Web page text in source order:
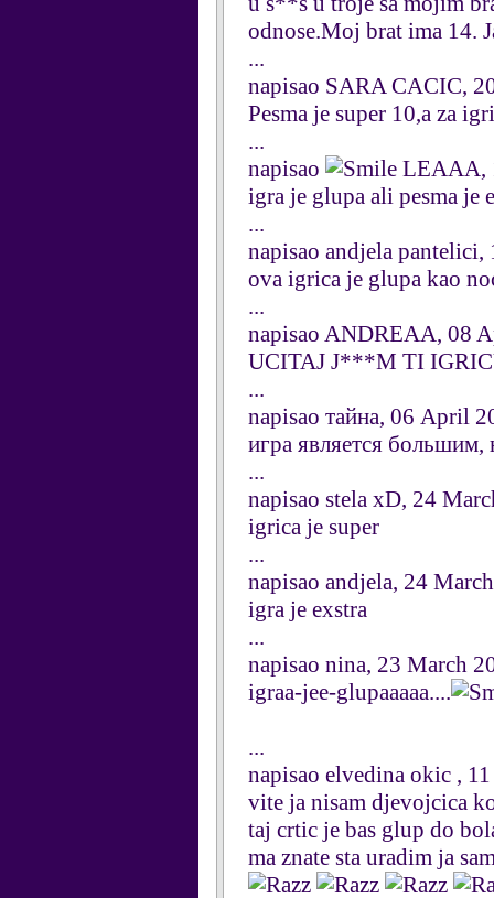
odnose.Moj brat ima 14.
...
napisao SARA CACIC,
Pesma je super 10,a za
...
napisao
LEAAA,
igra je glupa ali pesma je
...
napisao andjela
ova igrica je glupa kao
...
napisao ANDREAA, 08
UCITAJ J***M TI
...
napisao тайна, 06 April
игра является
...
napisao stela xD, 24
igrica je super
...
napisao andjela, 24
igra je exstra
...
napisao nina, 23 March
igraa-jee-glupaaaaa....
...
napisao elvedina okic ,
vite ja nisam djevojcica
taj crtic je bas glup do
ma znate sta uradim ja